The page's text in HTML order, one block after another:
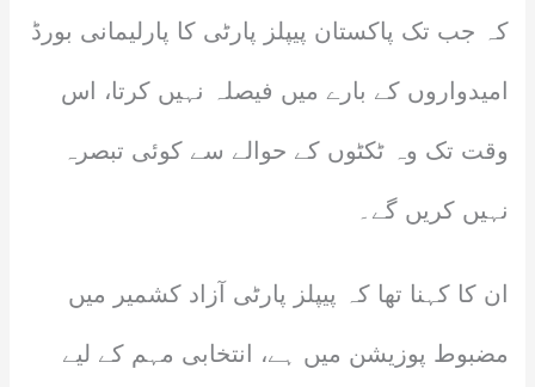
کہ جب تک پاکستان پیپلز پارٹی کا پارلیمانی بورڈ
امیدواروں کے بارے میں فیصلہ نہیں کرتا، اس
وقت تک وہ ٹکٹوں کے حوالے سے کوئی تبصرہ
نہیں کریں گے۔
ان کا کہنا تھا کہ پیپلز پارٹی آزاد کشمیر میں
مضبوط پوزیشن میں ہے، انتخابی مہم کے لیے